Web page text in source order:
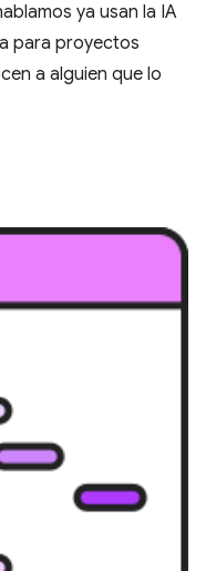
ya usan la IA
para proyectos
a alguien que lo